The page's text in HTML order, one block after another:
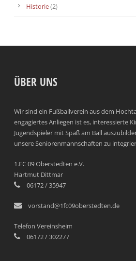
Historie(2)
ÜBER UNS
Wir sind ein Fußballverein aus dem
engagiertes Anliegen ist es, interessierte
Jugendspieler mit Spaß am Ball
unsere Seniorenmannschaften zu
1.FC 09 Oberstedten e.V.
Hartmut Dittmar
06172 / 35947
vorstand@1fc09oberstedten.de
Telefon Vereinsheim
06172 / 302277